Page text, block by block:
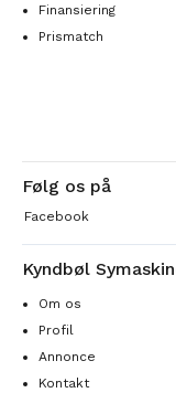
Finansiering
Prismatch
Følg os på
Facebook
Kyndbøl
Om os
Profil
Annonce
Kontakt